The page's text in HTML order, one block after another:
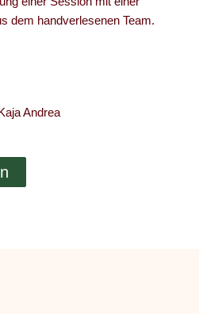
dem handverlesenen Team.
Andrea